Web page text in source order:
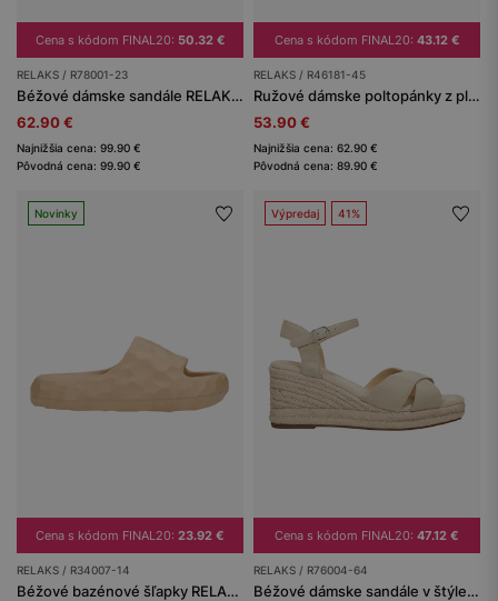
Cena s kódom FINAL20: 50.32 €
RELAKS / R78001-23
Béžové dámske sandále RELAKS v športovom štýle
62.90 €
Najnižšia cena: 99.90 €
Pôvodná cena: 99.90 €
Cena s kódom FINAL20: 43.12 €
RELAKS / R46181-45
Ružové dámske poltopánky z pleteného materiálu RELAKS
53.90 €
Najnižšia cena: 62.90 €
Pôvodná cena: 89.90 €
Novinky
Cena s kódom FINAL20: 23.92 €
RELAKS / R34007-14
Béžové bazénové šľapky RELAKS
Výpredaj 41%
Cena s kódom FINAL20: 47.12 €
RELAKS / R76004-64
Béžové dámske sandále v štýle espadríl RELAKS